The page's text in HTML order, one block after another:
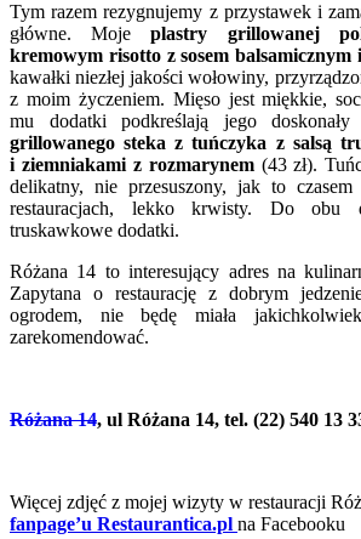
Tym razem rezygnujemy z przystawek i
główne. Moje plastry grillowanej
kremowym risotto z sosem balsamicznym
kawałki niezłej jakości wołowiny,
z moim życzeniem. Mięso jest miękkie,
mu dodatki podkreślają jego
grillowanego steka z tuńczyka z salsą
i ziemniakami z rozmarynem(43 zł).
delikatny, nie przesuszony, jak to
restauracjach, lekko krwisty. Do obu
truskawkowe dodatki.
Różana 14 to interesujący adres na
Zapytana o restaurację z dobrym
ogrodem, nie będę miała
zarekomendować.
Różana 14, ul Różana 14, tel. (22) 540 13
Więcej zdjęć z mojej wizyty w restauracji
fanpage’u Restaurantica.pl na Facebooku